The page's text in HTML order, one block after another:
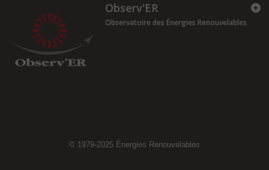
Observ'ER
Observatoire des Énergies Renouvelables
© 1979-2025 Énergies Renouvelables